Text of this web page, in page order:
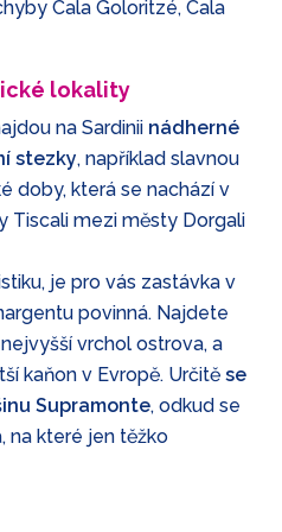
Cala Goloritzé, Cala
lokality
na Sardinii nádherné
stezky, například slavnou
doby, která se nachází v
Tiscali mezi městy Dorgali
je pro vás zastávka v
povinná. Najdete
nejvyšší vrchol ostrova, a
kaňon v Evropě. Určitě se
Supramonte, odkud se
na které jen těžko